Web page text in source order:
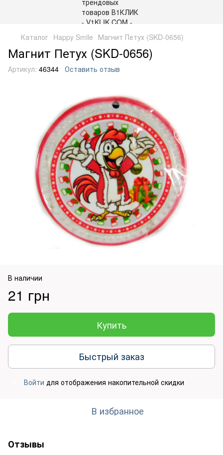
Каталог Happy Smile Магнит Петух (SKD-0656)
Магнит Петух (SKD-0656)
Артикул: 46344 Оставить отзыв
В наличии
21 грн
Купить
Быстрый заказ
Войти для отображения накопительной скидки
В избранное
Отзывы